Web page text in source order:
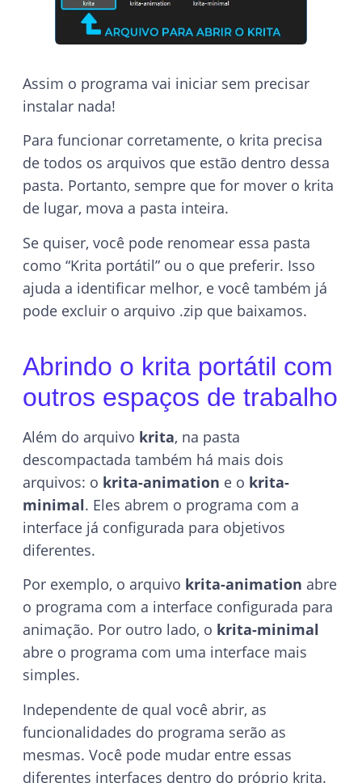
Assim o programa vai iniciar sem precisar
instalar nada!
Para funcionar corretamente, o krita precisa
de todos os arquivos que estão dentro dessa
pasta. Portanto, sempre que for mover o krita
de lugar, mova a pasta inteira.
Se quiser, você pode renomear essa pasta
como “Krita portátil” ou o que preferir. Isso
ajuda a identificar melhor, e você também já
pode excluir o arquivo .zip que baixamos.
Abrindo o krita portátil com
outros espaços de trabalho
Além do arquivo krita, na pasta
descompactada também há mais dois
arquivos: o krita-animation e o krita-
minimal. Eles abrem o programa com a
interface já configurada para objetivos
diferentes.
Por exemplo, o arquivo krita-animation abre
o programa com a interface configurada para
animação. Por outro lado, o krita-minimal
abre o programa com uma interface mais
simples.
Independente de qual você abrir, as
funcionalidades do programa serão as
mesmas. Você pode mudar entre essas
diferentes interfaces dentro do próprio krita.